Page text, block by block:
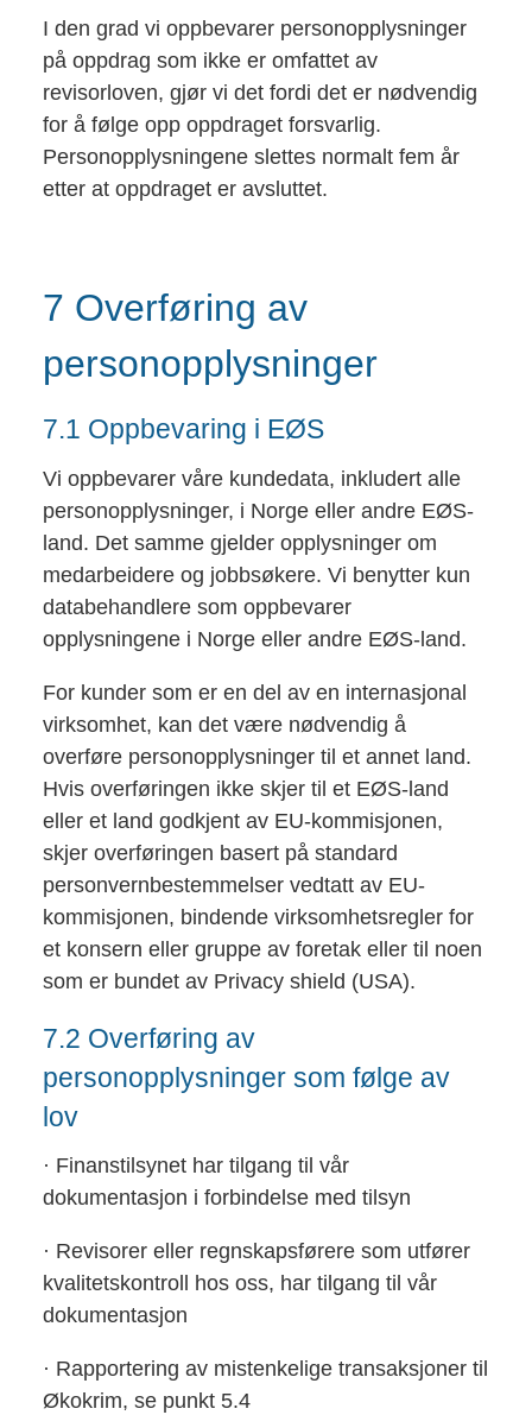
I den grad vi oppbevarer personopplysninger
på oppdrag som ikke er omfattet av
revisorloven, gjør vi det fordi det er nødvendig
for å følge opp oppdraget forsvarlig.
Personopplysningene slettes normalt fem år
etter at oppdraget er avsluttet.
7 Overføring av
personopplysninger
7.1 Oppbevaring i EØS
Vi oppbevarer våre kundedata, inkludert alle
personopplysninger, i Norge eller andre EØS-
land. Det samme gjelder opplysninger om
medarbeidere og jobbsøkere. Vi benytter kun
databehandlere som oppbevarer
opplysningene i Norge eller andre EØS-land.
For kunder som er en del av en internasjonal
virksomhet, kan det være nødvendig å
overføre personopplysninger til et annet land.
Hvis overføringen ikke skjer til et EØS-land
eller et land godkjent av EU-kommisjonen,
skjer overføringen basert på standard
personvernbestemmelser vedtatt av EU-
kommisjonen, bindende virksomhetsregler for
et konsern eller gruppe av foretak eller til noen
som er bundet av Privacy shield (USA).
7.2 Overføring av
personopplysninger som følge av
lov
· Finanstilsynet har tilgang til vår
dokumentasjon i forbindelse med tilsyn
· Revisorer eller regnskapsførere som utfører
kvalitetskontroll hos oss, har tilgang til vår
dokumentasjon
· Rapportering av mistenkelige transaksjoner til
Økokrim, se punkt 5.4